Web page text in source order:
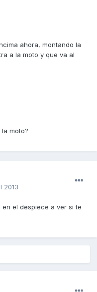
ahora, montando la
a la moto y que va al
moto?
2013
el despiece a ver si te